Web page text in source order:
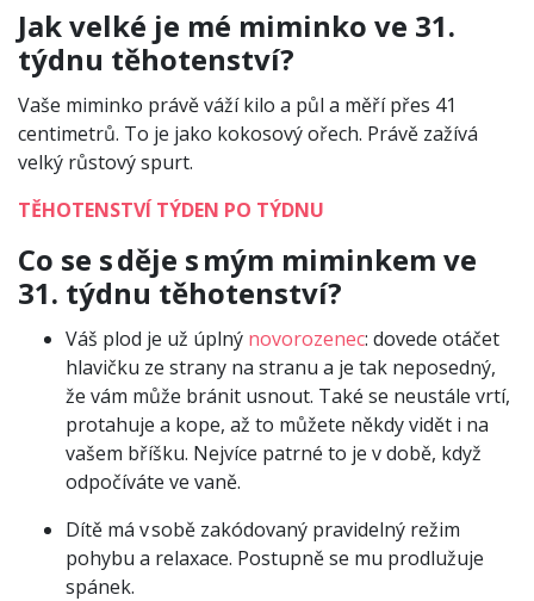
Jak velké je mé miminko ve 31.
týdnu těhotenství?
Vaše miminko právě váží kilo a půl a měří přes 41
centimetrů. To je jako kokosový ořech. Právě zažívá
velký růstový spurt.
TĚHOTENSTVÍ TÝDEN PO TÝDNU
Co se s děje s mým miminkem ve
31. týdnu těhotenství?
Váš plod je už úplný novorozenec: dovede otáčet
hlavičku ze strany na stranu a je tak neposedný,
že vám může bránit usnout. Také se neustále vrtí,
protahuje a kope, až to můžete někdy vidět i na
vašem bříšku. Nejvíce patrné to je v době, když
odpočíváte ve vaně.
Dítě má v sobě zakódovaný pravidelný režim
pohybu a relaxace. Postupně se mu prodlužuje
spánek.